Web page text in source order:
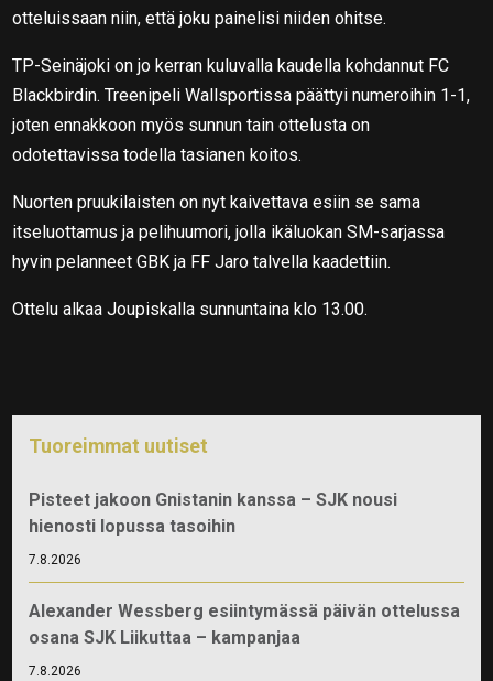
otteluissaan niin, että joku painelisi niiden ohitse.
TP-Seinäjoki on jo kerran kuluvalla kaudella kohdannut FC
Blackbirdin. Treenipeli Wallsportissa päättyi numeroihin 1-1,
joten ennakkoon myös sunnun tain ottelusta on
odotettavissa todella tasianen koitos.
Nuorten pruukilaisten on nyt kaivettava esiin se sama
itseluottamus ja pelihuumori, jolla ikäluokan SM-sarjassa
hyvin pelanneet GBK ja FF Jaro talvella kaadettiin.
Ottelu alkaa Joupiskalla sunnuntaina klo 13.00.
Tuoreimmat uutiset
Pisteet jakoon Gnistanin kanssa – SJK nousi
hienosti lopussa tasoihin
7.8.2026
Alexander Wessberg esiintymässä päivän ottelussa
osana SJK Liikuttaa – kampanjaa
7.8.2026